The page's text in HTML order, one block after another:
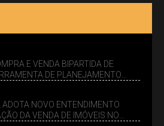
E VENDA BIPARTIDA DE
DE PLANEJAMENTO
ADOTA NOVO ENTENDIMENTO
DA VENDA DE IMÓVEIS NO